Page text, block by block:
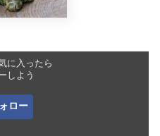
に入ったら
しよう
ロー